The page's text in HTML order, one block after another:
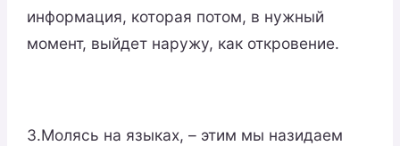
информация, которая потом, в нужный
момент, выйдет наружу, как откровение.
3.Молясь на языках, – этим мы назидаем